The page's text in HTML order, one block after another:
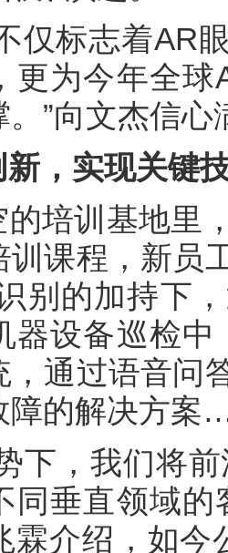
仅标志着AR
更为今年全
”向文杰信心
新，实现关键
培训基地里
训课程，新员
别的加持下
器设备巡检
，通过语音问
障的解决方
下，我们将
同垂直领域的
霖介绍，如今